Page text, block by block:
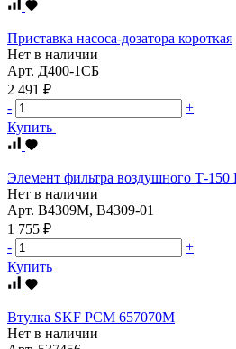
Приставка насоса-дозатора короткая
Нет в наличии
Арт. Д400-1СБ
2 491 ₽
-
+
Купить
Элемент фильтра воздушного Т-
Нет в наличии
Арт. В4309М, В4309-01
1 755 ₽
-
+
Купить
Втулка SKF PCM 657070M
Нет в наличии